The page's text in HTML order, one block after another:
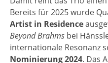
Bereits für 2025 wurde
Artist in Residence
Beyond Brahms bei
internationale Resonanz
Nominierung 2024. Das